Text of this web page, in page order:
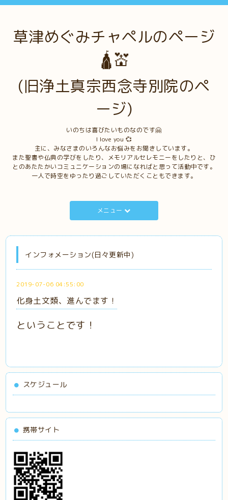
草津めぐみチャペルのページ
🛕💒
(旧浄土真宗西念寺別院のペ
ージ)
いのちは喜びたいものなのです🤗
I love you 💞
主に、みなさまのいろんなお悩みをお聞きしています。
また聖書や仏典の学びをしたり、メモリアルセレモニーをしたりと、ひ
とのあたたかいコミュニケーションの場になればと思って活動中です。
一人で時空をゆったり過ごしていただくこともできます。
メニュー
インフォメーション(日々更新中)
2019-07-06 04:55:00
化身土文類、進んでます！
ということです！
スケジュール
携帯サイト